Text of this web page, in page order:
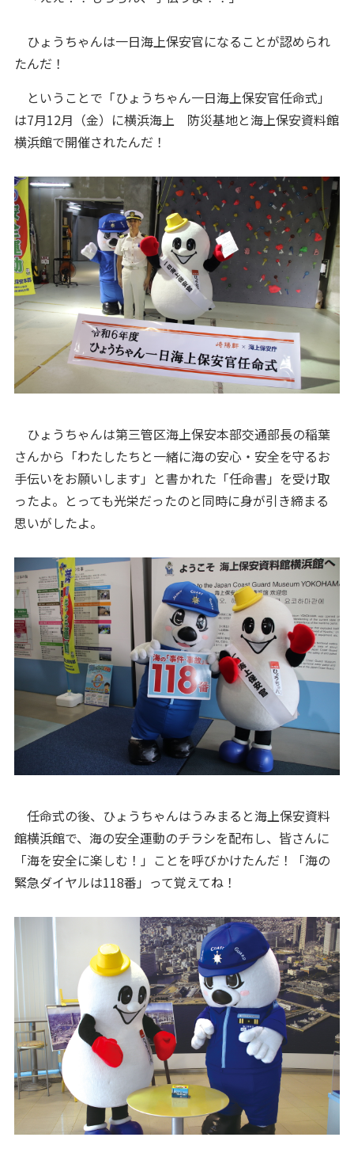
ひょうちゃんは一日海上保安官になることが認められ
たんだ！
ということで「ひょうちゃん一日海上保安官任命式」
は7月12月（金）に横浜海上 防災基地と海上保安資料館
横浜館で開催されたんだ！
ひょうちゃんは第三管区海上保安本部交通部長の稲葉
さんから「わたしたちと一緒に海の安心・安全を守るお
手伝いをお願いします」と書かれた「任命書」を受け取
ったよ。とっても光栄だったのと同時に身が引き締まる
思いがしたよ。
任命式の後、ひょうちゃんはうみまると海上保安資料
館横浜館で、海の安全運動のチラシを配布し、皆さんに
「海を安全に楽しむ！」ことを呼びかけたんだ！「海の
緊急ダイヤルは118番」って覚えてね！